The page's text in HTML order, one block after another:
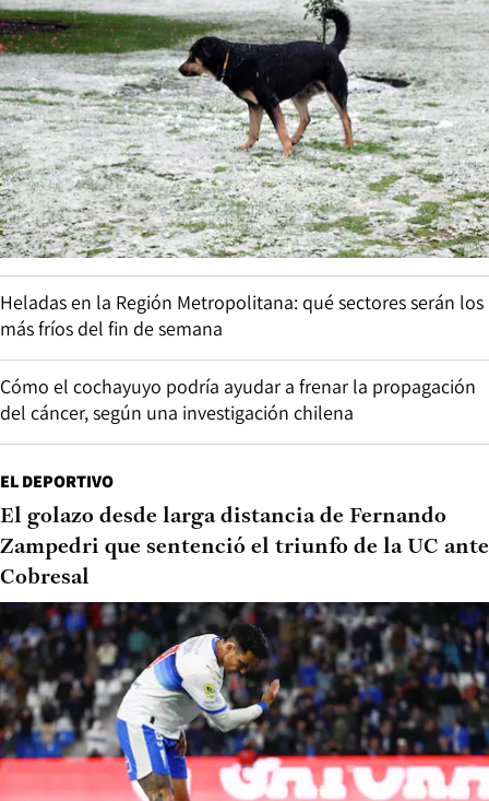
Heladas en la Región Metropolitana: qué sectores serán los
más fríos del fin de semana
Cómo el cochayuyo podría ayudar a frenar la propagación
del cáncer, según una investigación chilena
EL DEPORTIVO
El golazo desde larga distancia de Fernando
Zampedri que sentenció el triunfo de la UC ante
Cobresal